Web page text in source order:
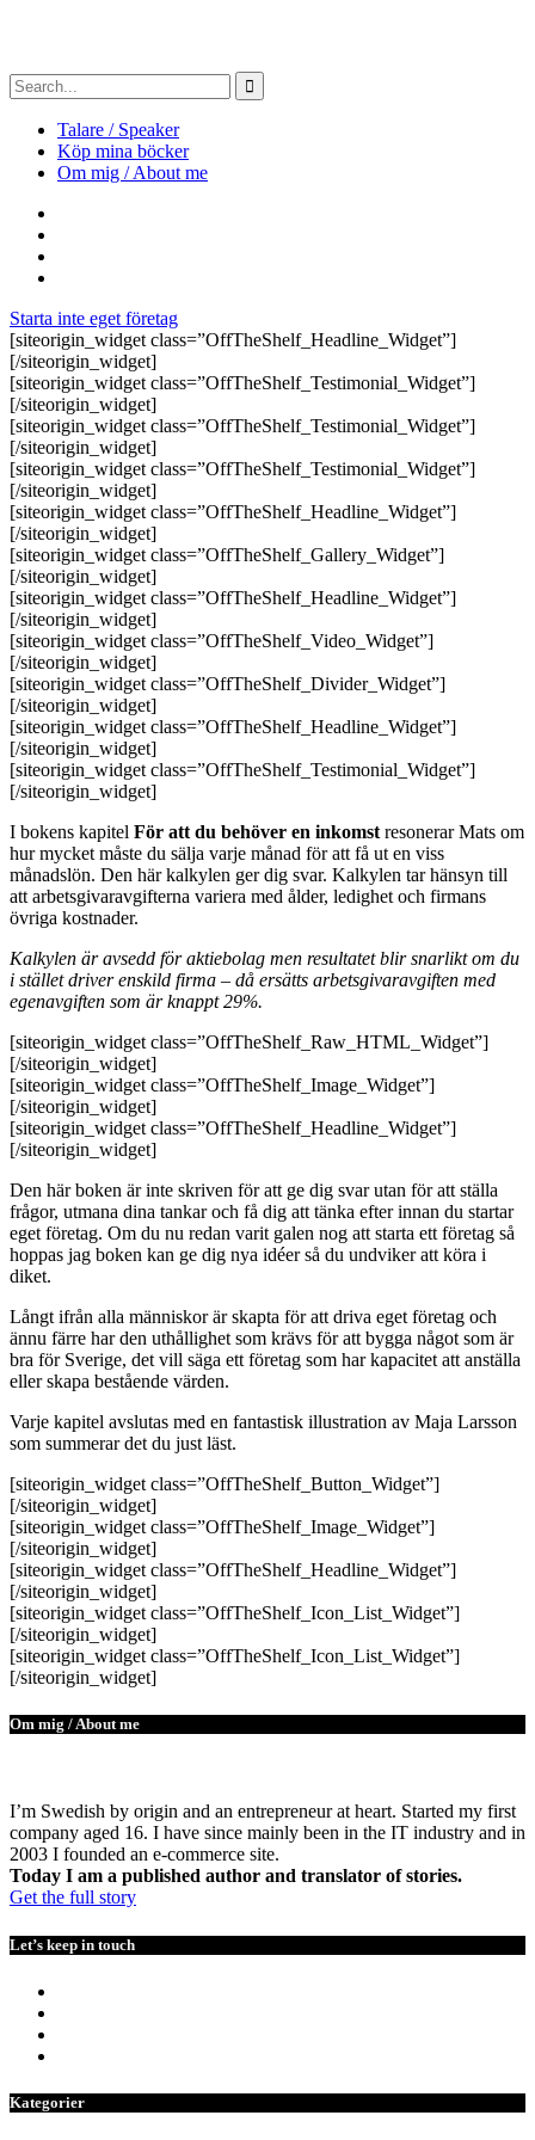
Talare / Speaker
Köp mina böcker
Om mig / About me
Starta inte eget företag
[siteorigin_widget class=”OffTheShelf_Headline_Widget”]
[/siteorigin_widget]
[siteorigin_widget class=”OffTheShelf_Testimonial_Widget”]
[/siteorigin_widget]
[siteorigin_widget class=”OffTheShelf_Testimonial_Widget”]
[/siteorigin_widget]
[siteorigin_widget class=”OffTheShelf_Testimonial_Widget”]
[/siteorigin_widget]
[siteorigin_widget class=”OffTheShelf_Headline_Widget”]
[/siteorigin_widget]
[siteorigin_widget class=”OffTheShelf_Gallery_Widget”]
[/siteorigin_widget]
[siteorigin_widget class=”OffTheShelf_Headline_Widget”]
[/siteorigin_widget]
[siteorigin_widget class=”OffTheShelf_Video_Widget”]
[/siteorigin_widget]
[siteorigin_widget class=”OffTheShelf_Divider_Widget”]
[/siteorigin_widget]
[siteorigin_widget class=”OffTheShelf_Headline_Widget”]
[/siteorigin_widget]
[siteorigin_widget class=”OffTheShelf_Testimonial_Widget”]
[/siteorigin_widget]
I bokens kapitel För att du behöver en inkomst resonerar Mats om
hur mycket måste du sälja varje månad för att få ut en viss
månadslön. Den här kalkylen ger dig svar. Kalkylen tar hänsyn till
att arbetsgivaravgifterna variera med ålder, ledighet och firmans
övriga kostnader.
Kalkylen är avsedd för aktiebolag men resultatet blir snarlikt om du
i stället driver enskild firma – då ersätts arbetsgivaravgiften med
egenavgiften som är knappt 29%.
[siteorigin_widget class=”OffTheShelf_Raw_HTML_Widget”]
[/siteorigin_widget]
[siteorigin_widget class=”OffTheShelf_Image_Widget”]
[/siteorigin_widget]
[siteorigin_widget class=”OffTheShelf_Headline_Widget”]
[/siteorigin_widget]
Den här boken är inte skriven för att ge dig svar utan för att ställa
frågor, utmana dina tankar och få dig att tänka efter innan du startar
eget företag. Om du nu redan varit galen nog att starta ett företag så
hoppas jag boken kan ge dig nya idéer så du undviker att köra i
diket.
Långt ifrån alla människor är skapta för att driva eget företag och
ännu färre har den uthållighet som krävs för att bygga något som är
bra för Sverige, det vill säga ett företag som har kapacitet att anställa
eller skapa bestående värden.
Varje kapitel avslutas med en fantastisk illustration av Maja Larsson
som summerar det du just läst.
[siteorigin_widget class=”OffTheShelf_Button_Widget”]
[/siteorigin_widget]
[siteorigin_widget class=”OffTheShelf_Image_Widget”]
[/siteorigin_widget]
[siteorigin_widget class=”OffTheShelf_Headline_Widget”]
[/siteorigin_widget]
[siteorigin_widget class=”OffTheShelf_Icon_List_Widget”]
[/siteorigin_widget]
[siteorigin_widget class=”OffTheShelf_Icon_List_Widget”]
[/siteorigin_widget]
Om mig / About me
I’m Swedish by origin and an entrepreneur at heart. Started my first
company aged 16. I have since mainly been in the IT industry and in
2003 I founded an e-commerce site.
Today I am a published author and translator of stories.
Get the full story
Let’s keep in touch
Kategorier